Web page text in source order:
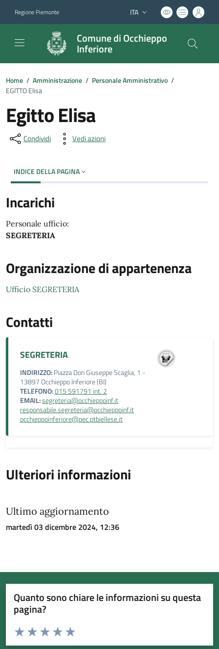
Regione Piemonte Lingua attiva:
ITA
Comune di Occhieppo
Inferiore
Home / Amministrazione / Personale Amministrativo /
EGITTO Elisa
Egitto Elisa
Condividi Vedi azioni
INDICE DELLA PAGINA
Incarichi
Personale ufficio:
SEGRETERIA
Organizzazione di appartenenza
Ufficio SEGRETERIA
Contatti
SEGRETERIA
INDIRIZZO:Piazza Don Giuseppe Scaglia, 1 -
13897 Occhieppo Inferiore (BI)
TELEFONO:015 591791 int. 2
EMAIL:segreteria@occhieppoinf.it
responsabile.segreteria@occhieppoinf.it
occhieppoinferiore@pec.ptbiellese.it
Ulteriori informazioni
Ultimo aggiornamento
martedì 03 dicembre 2024, 12:36
Quanto sono chiare le informazioni su questa
pagina?
Valuta da 1 a 5 stelle la pagina
Valuta 5 stelle su 5
Valuta 4 stelle su 5
Valuta 3 stelle su 5
Valuta 2 stelle su 5
Valuta 1 stelle su 5